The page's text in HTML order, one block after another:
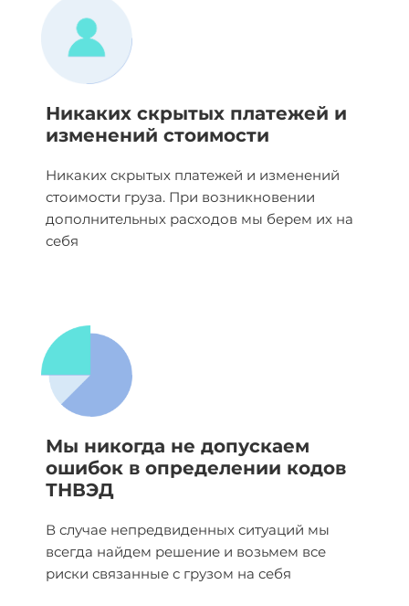
Никаких скрытых платежей и
изменений стоимости
Никаких скрытых платежей и изменений
стоимости груза. При возникновении
дополнительных расходов мы берем их на
себя
Мы никогда не допускаем
ошибок в определении кодов
ТНВЭД
В случае непредвиденных ситуаций мы
всегда найдем решение и возьмем все
риски связанные с грузом на себя